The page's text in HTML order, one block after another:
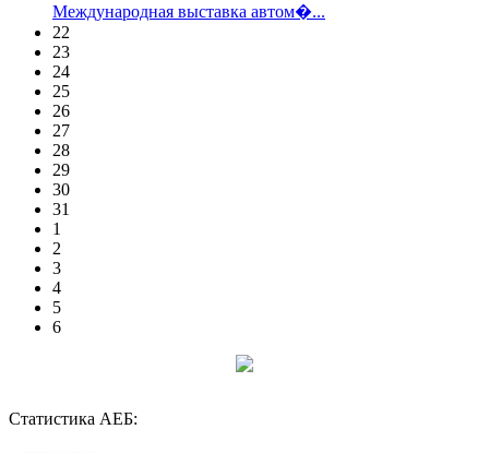
Международная выставка автом�...
22
23
24
25
26
27
28
29
30
31
1
2
3
4
5
6
Статистика АЕБ: